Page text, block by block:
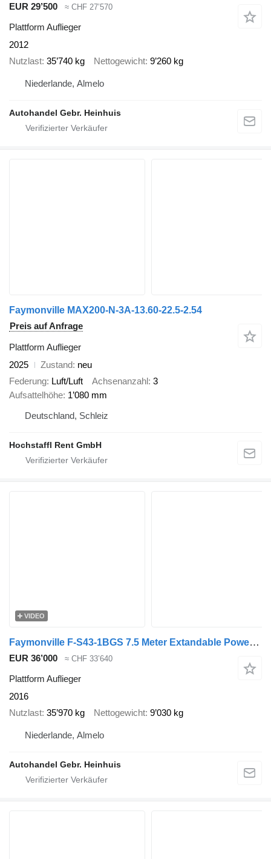
EUR 29’500 ≈ CHF 27’570
Plattform Auflieger
2012
Nutzlast 35’740 kg Nettogewicht 9’260 kg
Niederlande, Almelo
Autohandel Gebr. Heinhuis
Faymonville MAX200-N-3A-13.60-22.5-2.54
Preis auf Anfrage
Plattform Auflieger
2025
Zustand neu
Federung Luft/Luft Achsenanzahl 3
Aufsattelhöhe 1’080 mm
Deutschland, Schleiz
Hochstaffl Rent GmbH
VIDEO
Faymonville F-S43-1BGS 7.5 Meter Extandable Powersteering!
EUR 36’000 ≈ CHF 33’640
Plattform Auflieger
2016
Nutzlast 35’970 kg Nettogewicht 9’030 kg
Niederlande, Almelo
Autohandel Gebr. Heinhuis